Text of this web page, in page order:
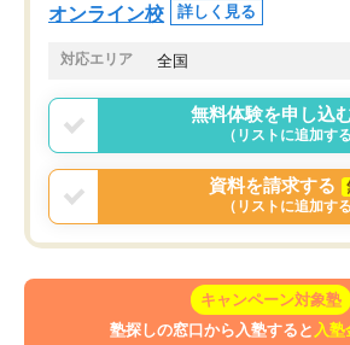
オンライン校 詳しく見る
対応エリア 全国
無料体験を申し込
（リストに追加する
資料を請求する
（リストに追加する
キャンペーン対象塾
塾探しの窓口から入塾すると 入